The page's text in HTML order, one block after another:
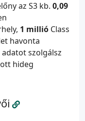
az S3 kb. 0,09
1 millió Class
havonta
adatot szolgálsz
hideg